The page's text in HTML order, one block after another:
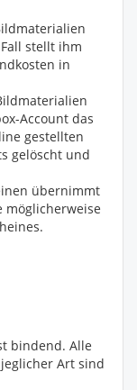
stellt ihm
in
Account das
gestellten
gelöscht und
übernimmt
möglicherweise
bindend. Alle
Art sind